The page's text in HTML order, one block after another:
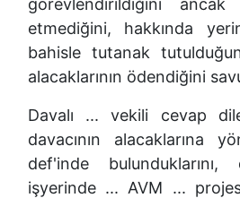
görevlendirildiğini ancak
etmediğini, hakkında
bahisle tutanak
alacaklarının ödendiğini
Davalı ... vekili cevap
davacının alacaklarına
def'inde bulunduklarını,
işyerinde ... AVM ...